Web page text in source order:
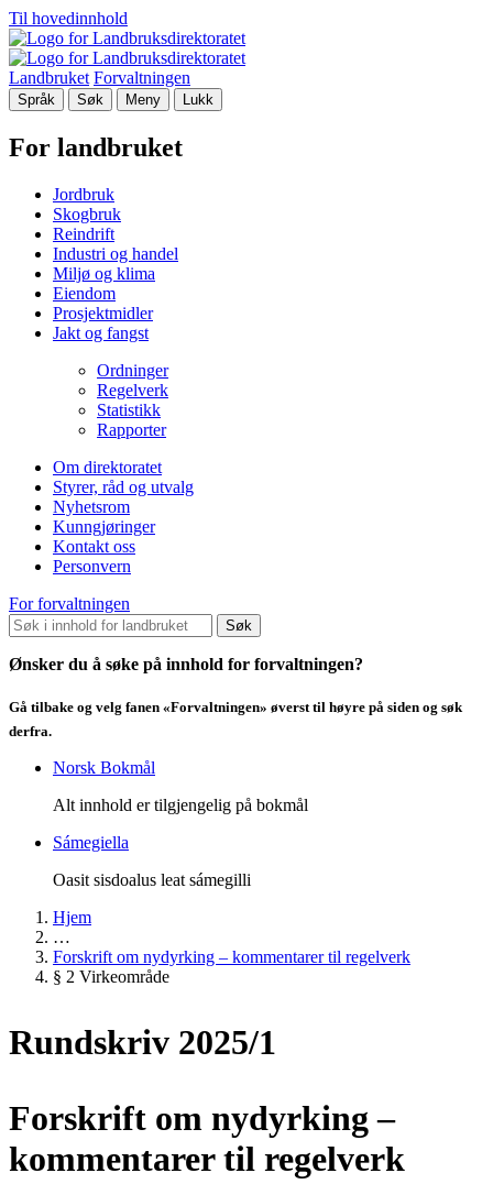
Til hovedinnhold
Landbruket Forvaltningen
Språk Søk Meny Lukk
For landbruket
Jordbruk
Skogbruk
Reindrift
Industri og handel
Miljø og klima
Eiendom
Prosjektmidler
Jakt og fangst
Ordninger
Regelverk
Statistikk
Rapporter
Om direktoratet
Styrer, råd og utvalg
Nyhetsrom
Kunngjøringer
Kontakt oss
Personvern
For forvaltningen
Søk
Ønsker du å søke på innhold for forvaltningen?
Gå tilbake og velg fanen «Forvaltningen» øverst til høyre på siden og søk
derfra.
Norsk Bokmål
Alt innhold er tilgjengelig på bokmål
Sámegiella
Oasit sisdoalus leat sámegilli
Hjem
…
Forskrift om nydyrking – kommentarer til regelverk
§ 2 Virkeområde
Rundskriv 2025/1
Forskrift om nydyrking –
kommentarer til regelverk